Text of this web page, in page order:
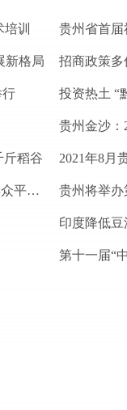
训 贵州省首
新格局 招商政策
行 投资热土 “
贵州金沙：
斤稻谷 2021年8月
松桃苗族自治县盘石镇“三驾马车”拉出人民群众平安幸福生活 贵州将举
印度降低
第十一届“